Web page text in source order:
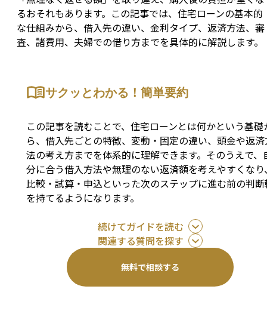
るおそれもあります。この記事では、住宅ローンの基本的
な仕組みから、借入先の違い、金利タイプ、返済方法、審
査、諸費用、夫婦での借り方までを具体的に解説します。
サクッとわかる！簡単要約
この記事を読むことで、住宅ローンとは何かという基礎
ら、借入先ごとの特徴、変動・固定の違い、頭金や返
法の考え方までを体系的に理解できます。そのうえで、
分に合う借入方法や無理のない返済額を考えやすくなり
比較・試算・申込といった次のステップに進む前の判
を持てるようになります。
続けてガイドを読む
関連する質問を探す
無料で相談する